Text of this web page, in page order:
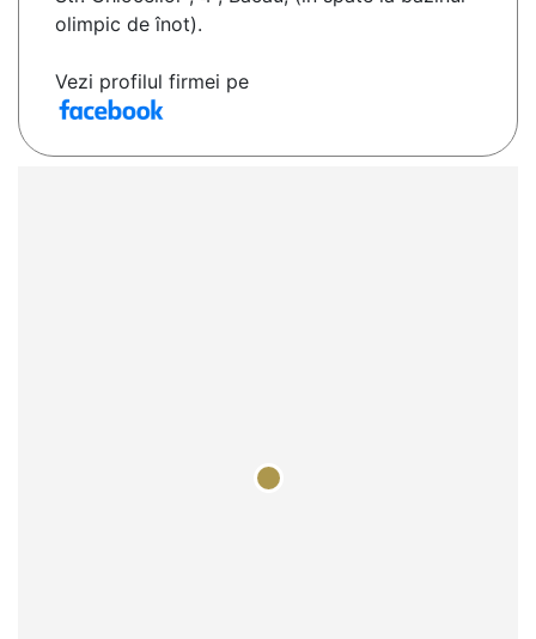
olimpic de înot).
Vezi profilul firmei pe